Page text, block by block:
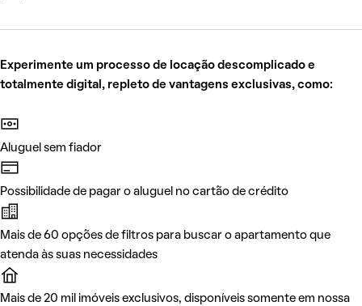
Experimente um processo de locação descomplicado e
totalmente digital, repleto de vantagens exclusivas, como:
Aluguel sem fiador
Possibilidade de pagar o aluguel no cartão de crédito
Mais de 60 opções de filtros para buscar o apartamento que
atenda às suas necessidades
Mais de 20 mil imóveis exclusivos, disponíveis somente em nossa